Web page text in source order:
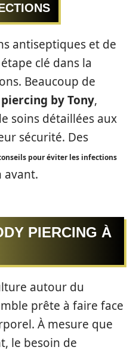
antiseptiques et de
clé dans la
Beaucoup de
by Tony,
soins détaillées aux
sécurité. Des
pour éviter les infections
avant.
PIERCING À
autour du
prête à faire face
À mesure que
le besoin de